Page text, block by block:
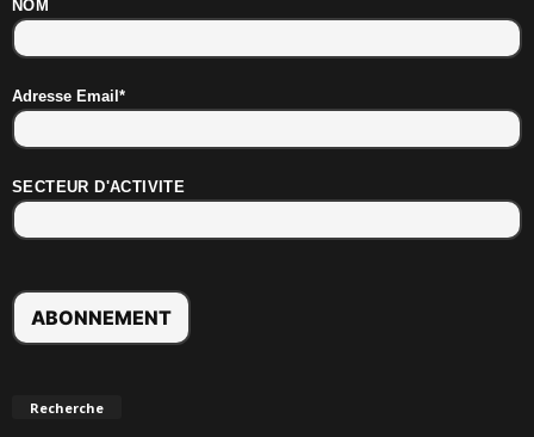
NOM
Adresse Email*
SECTEUR D'ACTIVITE
Recherche